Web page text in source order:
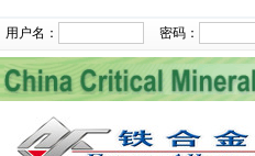
用户名： 密码：